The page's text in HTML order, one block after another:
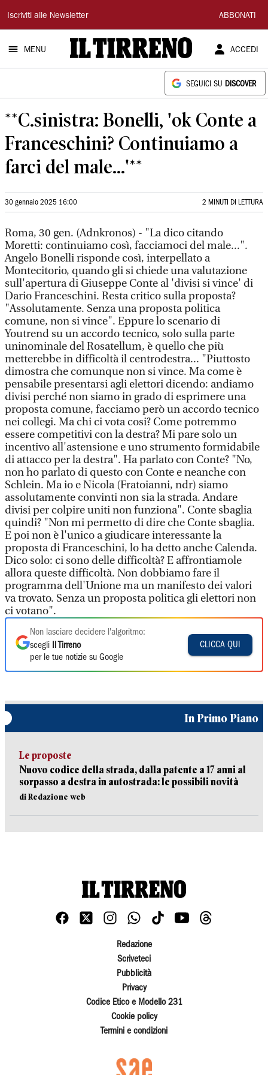
Il
Tirreno
Iscriviti alle Newsletter ABBONATI
MENU ACCEDI
SEGUICI SU DISCOVER
**C.sinistra: Bonelli, 'ok Conte a
Franceschini? Continuiamo a
farci del male...'**
30 gennaio 2025 16:00 2 MINUTI DI LETTURA
Roma, 30 gen. (Adnkronos) - "La dico citando
Moretti: continuiamo così, facciamoci del male...".
Angelo Bonelli risponde così, interpellato a
Montecitorio, quando gli si chiede una valutazione
sull'apertura di Giuseppe Conte al 'divisi si vince' di
Dario Franceschini. Resta critico sulla proposta?
"Assolutamente. Senza una proposta politica
comune, non si vince". Eppure lo scenario di
Youtrend su un accordo tecnico, solo sulla parte
uninominale del Rosatellum, è quello che più
metterebbe in difficoltà il centrodestra... "Piuttosto
dimostra che comunque non si vince. Ma come è
pensabile presentarsi agli elettori dicendo: andiamo
divisi perché non siamo in grado di esprimere una
proposta comune, facciamo però un accordo tecnico
nei collegi. Ma chi ci vota cosi? Come potremmo
essere competitivi con la destra? Mi pare solo un
incentivo all'astensione e uno strumento formidabile
di attacco per la destra". Ha parlato con Conte? "No,
non ho parlato di questo con Conte e neanche con
Schlein. Ma io e Nicola (Fratoianni, ndr) siamo
assolutamente convinti non sia la strada. Andare
divisi per colpire uniti non funziona". Conte sbaglia
quindi? "Non mi permetto di dire che Conte sbaglia.
E poi non è l'unico a giudicare interessante la
proposta di Franceschini, lo ha detto anche Calenda.
Dico solo: ci sono delle difficoltà? E affrontiamole
allora queste difficoltà. Non dobbiamo fare il
programma dell'Unione ma un manifesto dei valori
va trovato. Senza un proposta politica gli elettori non
ci votano".
Non lasciare decidere l'algoritmo:
scegli
Il Tirreno
per le tue notizie su Google
CLICCA QUI
In Primo Piano
Le proposte
Nuovo codice della strada, dalla patente a 17 anni al
sorpasso a destra in autostrada: le possibili novità
di Redazione web
Redazione
Scriveteci
Pubblicità
Privacy
Codice Etico e Modello 231
Cookie policy
Termini e condizioni